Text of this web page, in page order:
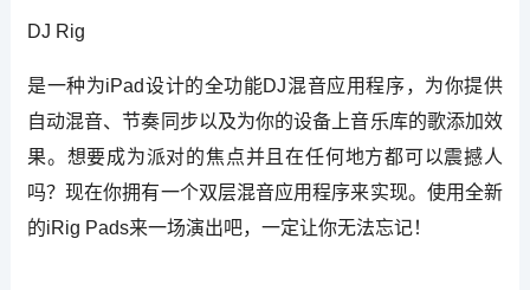
DJ Rig
是一种为iPad设计的全功能DJ混音应用程序，为你提供
自动混音、节奏同步以及为你的设备上音乐库的歌添加效
果。想要成为派对的焦点并且在任何地方都可以震撼人
吗？现在你拥有一个双层混音应用程序来实现。使用全新
的iRig Pads来一场演出吧，一定让你无法忘记！